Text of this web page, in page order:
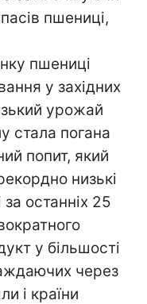
пшениці,
пшениці
у західних
урожай
стала погана
попит, який
низькі
останніх 25
у більшості
через
і країни